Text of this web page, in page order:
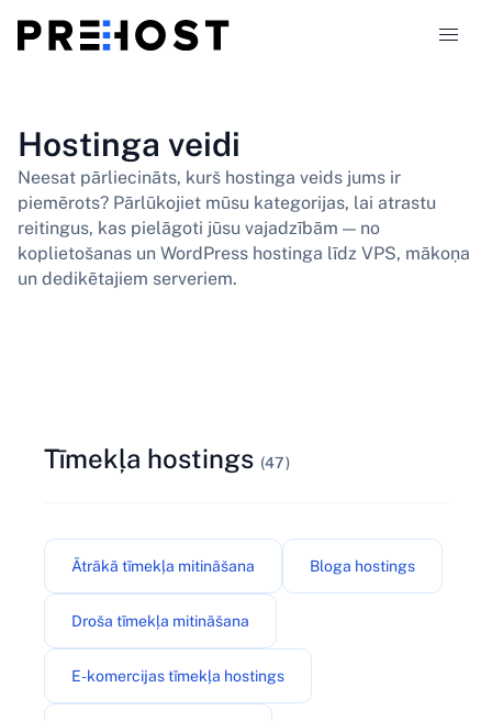
Salīdzinājumi
Kuponi 319
Hostinga veidi
Neesat pārliecināts, kurš hostinga veids jums ir
piemērots? Pārlūkojiet mūsu kategorijas, lai atrastu
reitingus, kas pielāgoti jūsu vajadzībām — no
koplietošanas un WordPress hostinga līdz VPS, mākoņa
un dedikētajiem serveriem.
Tīmekļa hostings (47)
Ātrākā tīmekļa mitināšana Bloga hostings
Droša tīmekļa mitināšana
E-komercijas tīmekļa hostings